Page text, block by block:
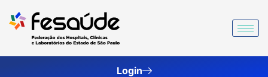
para
Login